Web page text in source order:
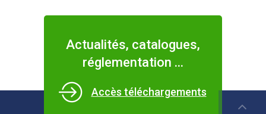
Actualités, catalogues,
réglementation ...
Accès téléchargements